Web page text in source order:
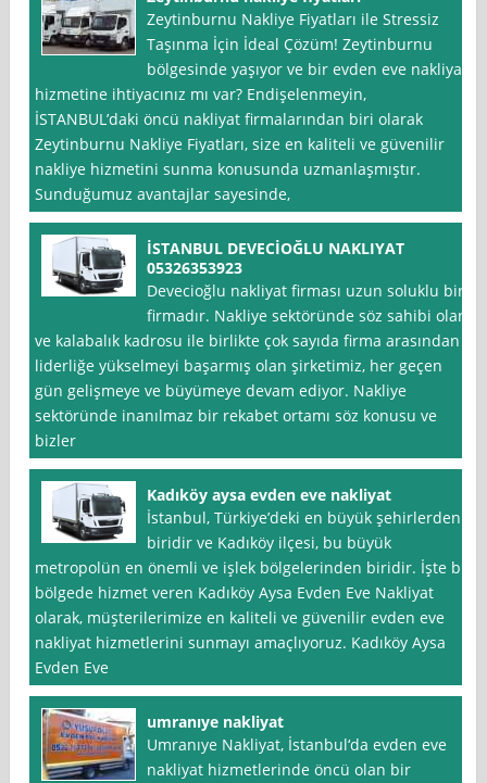
Zeytinburnu Nakliye Fiyatları ile Stressiz
Taşınma İçin İdeal Çözüm! Zeytinburnu
bölgesinde yaşıyor ve bir evden eve nakliyat
hizmetine ihtiyacınız mı var? Endişelenmeyin,
İSTANBUL’daki öncü nakliyat firmalarından biri olarak
Zeytinburnu Nakliye Fiyatları, size en kaliteli ve güvenilir
nakliye hizmetini sunma konusunda uzmanlaşmıştır.
Sunduğumuz avantajlar sayesinde,
İSTANBUL DEVECİOĞLU NAKLIYAT
05326353923
Devecioğlu nakliyat firması uzun soluklu bir
firmadır. Nakliye sektöründe söz sahibi olan
ve kalabalık kadrosu ile birlikte çok sayıda firma arasından
liderliğe yükselmeyi başarmış olan şirketimiz, her geçen
gün gelişmeye ve büyümeye devam ediyor. Nakliye
sektöründe inanılmaz bir rekabet ortamı söz konusu ve
bizler
Kadıköy aysa evden eve nakliyat
İstanbul, Türkiye’deki en büyük şehirlerden
biridir ve Kadıköy ilçesi, bu büyük
metropolün en önemli ve işlek bölgelerinden biridir. İşte bu
bölgede hizmet veren Kadıköy Aysa Evden Eve Nakliyat
olarak, müşterilerimize en kaliteli ve güvenilir evden eve
nakliyat hizmetlerini sunmayı amaçlıyoruz. Kadıköy Aysa
Evden Eve
umranıye nakliyat
Umranıye Nakliyat, İstanbul‘da evden eve
nakliyat hizmetlerinde öncü olan bir